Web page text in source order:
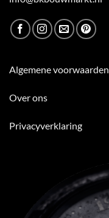
Algemene voorwaarden
Over ons
Privacyverklaring